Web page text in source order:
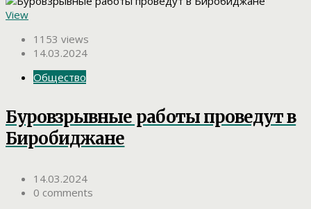
View
1153 views
14.03.2024
Общество
Буровзрывные работы проведут в
Биробиджане
14.03.2024
0 comments